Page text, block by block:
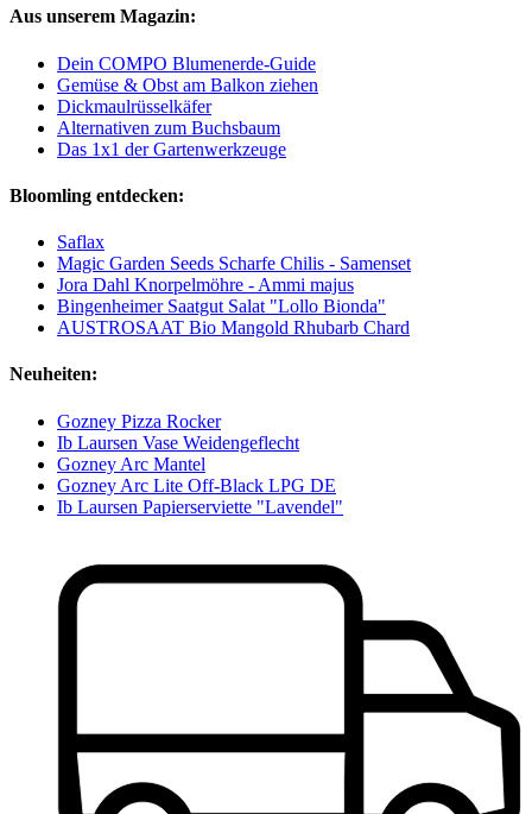
Aus unserem Magazin:
Dein COMPO Blumenerde-Guide
Gemüse & Obst am Balkon ziehen
Dickmaulrüsselkäfer
Alternativen zum Buchsbaum
Das 1x1 der Gartenwerkzeuge
Bloomling entdecken:
Saflax
Magic Garden Seeds Scharfe Chilis - Samenset
Jora Dahl Knorpelmöhre - Ammi majus
Bingenheimer Saatgut Salat "Lollo Bionda"
AUSTROSAAT Bio Mangold Rhubarb Chard
Neuheiten:
Gozney Pizza Rocker
Ib Laursen Vase Weidengeflecht
Gozney Arc Mantel
Gozney Arc Lite Off-Black LPG DE
Ib Laursen Papierserviette "Lavendel"